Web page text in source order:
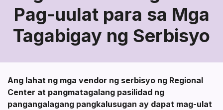
Pag-uulat para sa Mga
Tagabigay ng Serbisyo
Mga
Kinakailangan
sa
Pag-
uulat
Ang lahat ng mga vendor ng serbisyo ng Regional
Center at pangmatagalang pasilidad ng
pangangalagang pangkalusugan ay dapat mag-ulat